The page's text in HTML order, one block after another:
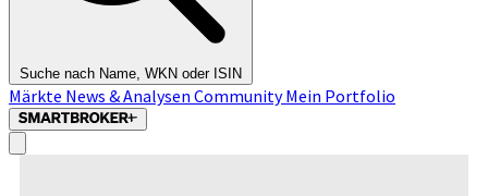
Suche nach Name, WKN oder ISIN
Märkte News & Analysen CommunityMein Portfolio